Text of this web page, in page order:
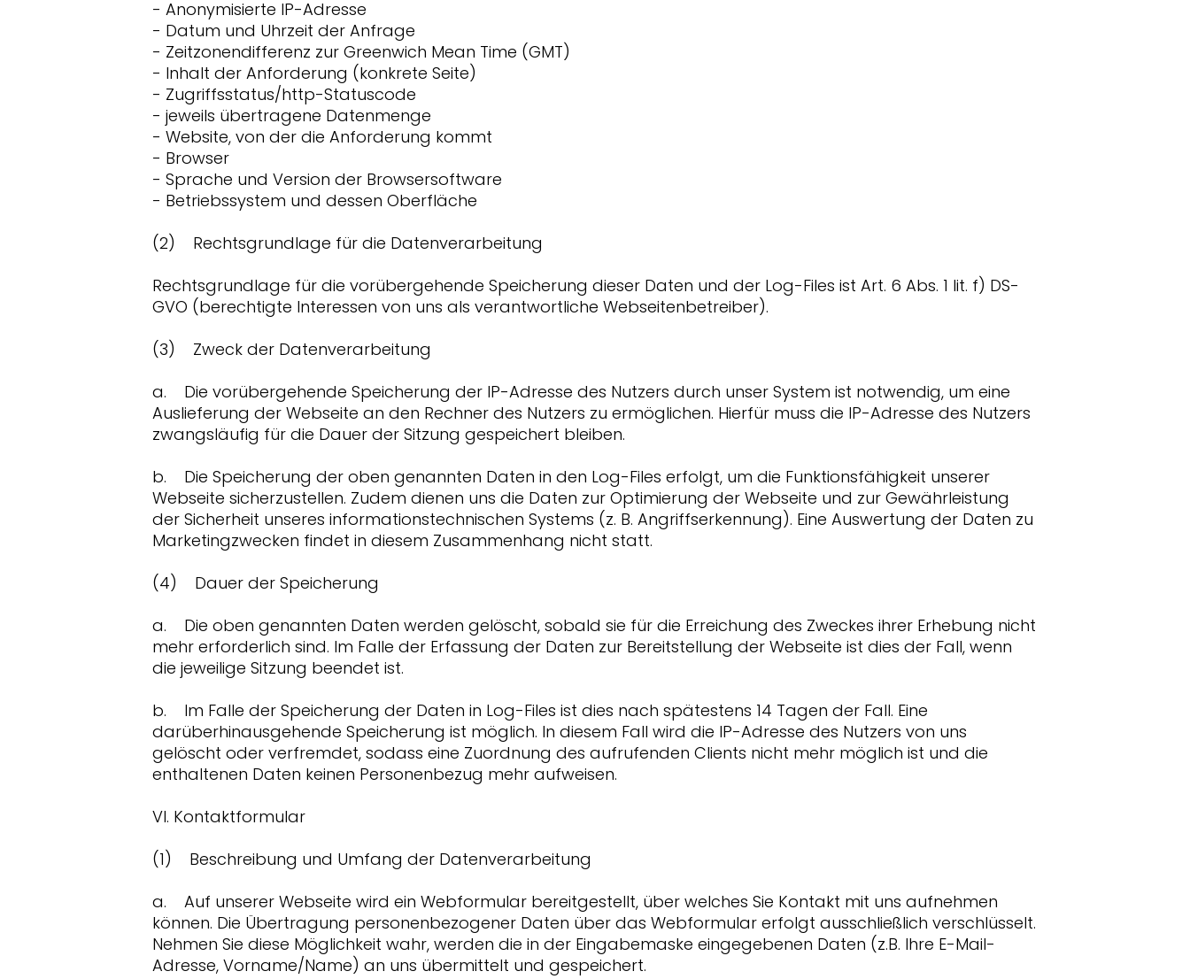
- Anonymisierte IP-Adresse
- Datum und Uhrzeit der Anfrage
- Zeitzonendifferenz zur Greenwich Mean Time (GMT)
- Inhalt der Anforderung (konkrete Seite)
- Zugriffsstatus/http-Statuscode
- jeweils übertragene Datenmenge
- Website, von der die Anforderung kommt
- Browser
- Sprache und Version der Browsersoftware
- Betriebssystem und dessen Oberfläche
(2) Rechtsgrundlage für die Datenverarbeitung
Rechtsgrundlage für die vorübergehende Speicherung dieser Daten und der Log-Files ist Art. 6 Abs. 1 lit. f) DS-
GVO (berechtigte Interessen von uns als verantwortliche Webseitenbetreiber).
(3) Zweck der Datenverarbeitung
a. Die vorübergehende Speicherung der IP-Adresse des Nutzers durch unser System ist notwendig, um eine
Auslieferung der Webseite an den Rechner des Nutzers zu ermöglichen. Hierfür muss die IP-Adresse des Nutzers
zwangsläufig für die Dauer der Sitzung gespeichert bleiben.
b. Die Speicherung der oben genannten Daten in den Log-Files erfolgt, um die Funktionsfähigkeit unserer
Webseite sicherzustellen. Zudem dienen uns die Daten zur Optimierung der Webseite und zur Gewährleistung
der Sicherheit unseres informationstechnischen Systems (z. B. Angriffserkennung). Eine Auswertung der Daten zu
Marketingzwecken findet in diesem Zusammenhang nicht statt.
(4) Dauer der Speicherung
a. Die oben genannten Daten werden gelöscht, sobald sie für die Erreichung des Zweckes ihrer Erhebung nicht
mehr erforderlich sind. Im Falle der Erfassung der Daten zur Bereitstellung der Webseite ist dies der Fall, wenn
die jeweilige Sitzung beendet ist.
b. Im Falle der Speicherung der Daten in Log-Files ist dies nach spätestens 14 Tagen der Fall. Eine
darüberhinausgehende Speicherung ist möglich. In diesem Fall wird die IP-Adresse des Nutzers von uns
gelöscht oder verfremdet, sodass eine Zuordnung des aufrufenden Clients nicht mehr möglich ist und die
enthaltenen Daten keinen Personenbezug mehr aufweisen.
VI. Kontaktformular
(1) Beschreibung und Umfang der Datenverarbeitung
a. Auf unserer Webseite wird ein Webformular bereitgestellt, über welches Sie Kontakt mit uns aufnehmen
können. Die Übertragung personenbezogener Daten über das Webformular erfolgt ausschließlich verschlüsselt.
Nehmen Sie diese Möglichkeit wahr, werden die in der Eingabemaske eingegebenen Daten (z.B. Ihre E-Mail-
Adresse, Vorname/Name) an uns übermittelt und gespeichert.